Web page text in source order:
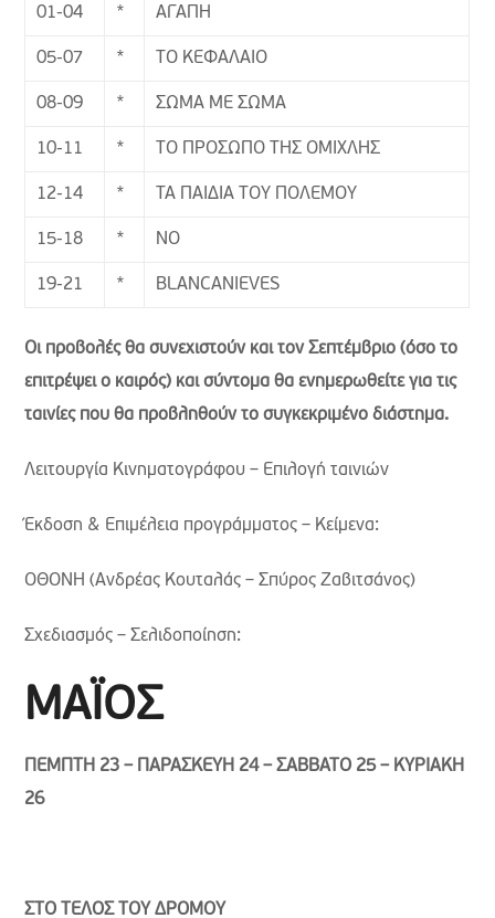
01-04 * ΑΓΑΠΗ
05-07 * ΤΟ ΚΕΦΑΛΑΙΟ
08-09 * ΣΩΜΑ ΜΕ ΣΩΜΑ
10-11 * ΤΟ ΠΡΟΣΩΠΟ ΤΗΣ ΟΜΙΧΛΗΣ
12-14 * ΤΑ ΠΑΙΔΙΑ ΤΟΥ ΠΟΛΕΜΟΥ
15-18 * ΝΟ
19-21 * BLANCANIEVES
Οι προβολές θα συνεχιστούν και τον Σεπτέμβριο (όσο το
επιτρέψει ο καιρός) και σύντομα θα ενημερωθείτε για τις
ταινίες που θα προβληθούν το συγκεκριμένο διάστημα.
Λειτουργία Κινηματογράφου – Επιλογή ταινιών
Έκδοση & Επιμέλεια προγράμματος – Κείμενα:
ΟΘΟΝΗ (Ανδρέας Κουταλάς – Σπύρος Ζαβιτσάνος)
Σχεδιασμός – Σελιδοποίηση:
ΜΑΪΟΣ
ΠΕΜΠΤΗ 23 – ΠΑΡΑΣΚΕΥΗ 24 – ΣΑΒΒΑΤΟ 25 – ΚΥΡΙΑΚΗ
26
ΣΤΟ ΤΕΛΟΣ ΤΟΥ ΔΡΟΜΟΥ